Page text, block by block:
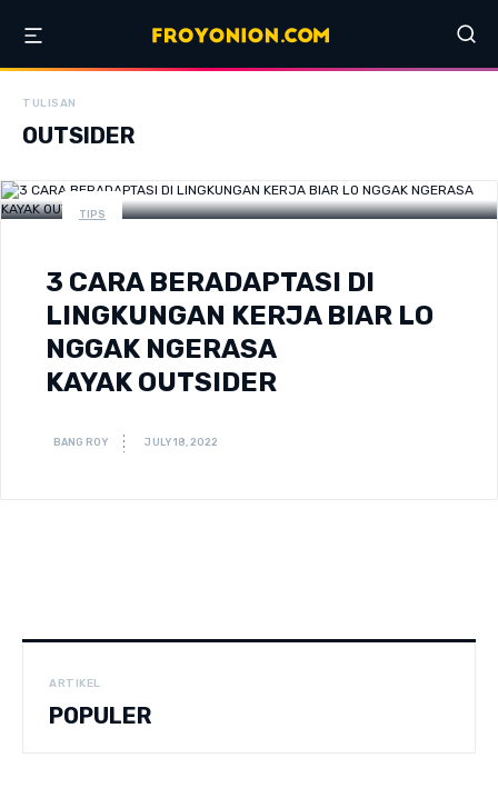
TULISAN
OUTSIDER
TIPS
3 CARA BERADAPTASI DI
LINGKUNGAN KERJA BIAR LO
NGGAK NGERASA
KAYAK OUTSIDER
BANG ROY JULY 18, 2022
ARTIKEL
POPULER